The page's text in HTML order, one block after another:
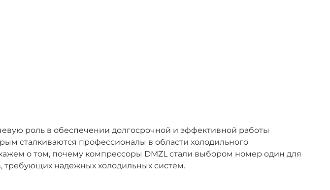
роль в обеспечении долгосрочной и эффективной работы
сталкиваются профессионалы в области холодильного
о том, почему компрессоры DMZL стали выбором номер один для
требующих надежных холодильных систем.